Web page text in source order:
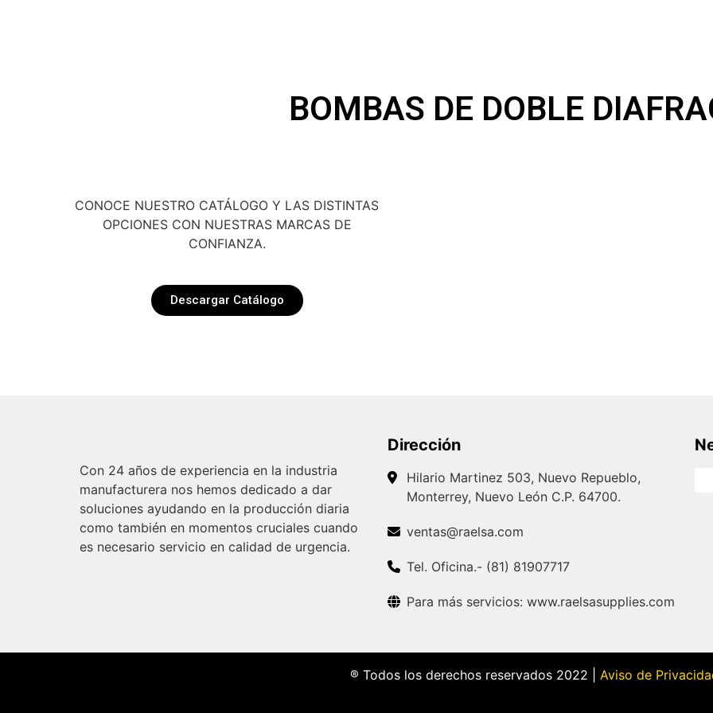
BOMBAS DE DOBLE
CONOCE NUESTRO CATÁLOGO Y LAS DISTINTAS
OPCIONES CON NUESTRAS MARCAS DE
CONFIANZA.
Descargar Catálogo
Con 24 años de experiencia en la industria
manufacturera nos hemos dedicado a dar
soluciones ayudando en la producción diaria
como también en momentos cruciales cuando
es necesario servicio en calidad de urgencia.
Dirección
Hilario Martinez 503, Nuevo Repueblo,
Monterrey, Nuevo León C.P. 64700.
ventas@raelsa.com
Tel. Oficina.- (81) 81907717
Para más servicios: www.raelsasupplies.com
® Todos los derechos reservados 2022 | Aviso de